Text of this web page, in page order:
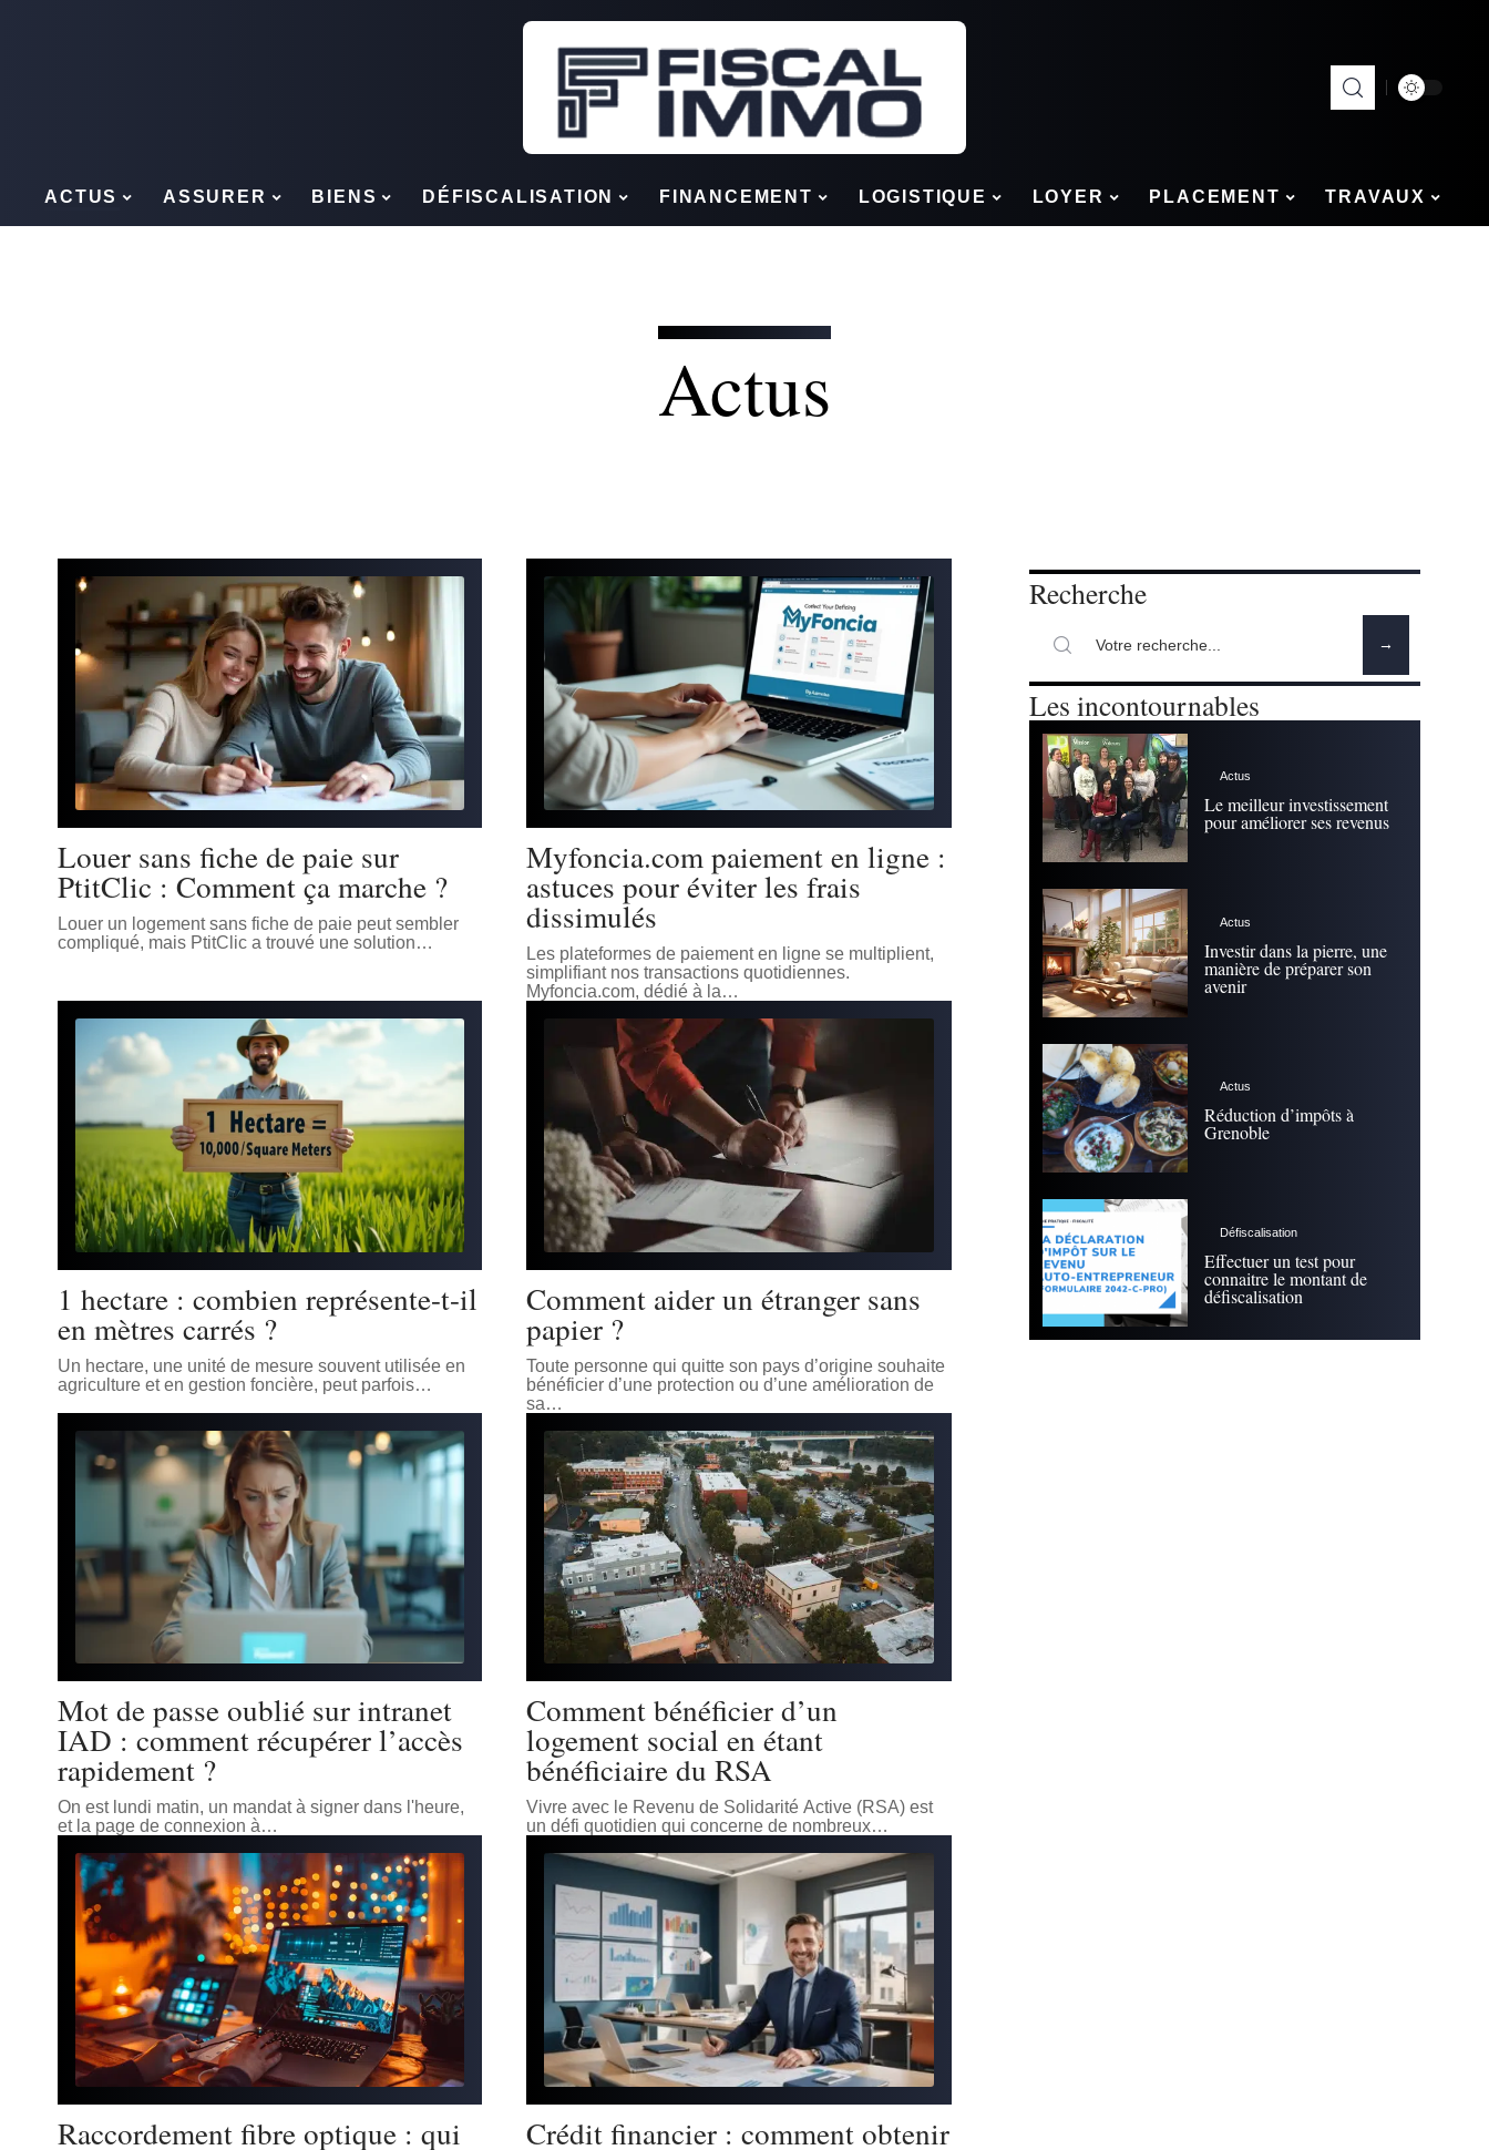
ACTUS ASSURER BIENS DÉFISCALISATION FINANCEMENT LOGISTIQUE LOYER PLACEMENT TRAVAUX
Actus
Louer sans fiche de paie sur
PtitClic : Comment ça marche ?
Louer un logement sans fiche de paie peut sembler
compliqué, mais PtitClic a trouvé une solution…
Myfoncia.com paiement en ligne :
astuces pour éviter les frais
dissimulés
Les plateformes de paiement en ligne se multiplient,
simplifiant nos transactions quotidiennes.
Myfoncia.com, dédié à la…
1 hectare : combien représente-t-il
en mètres carrés ?
Un hectare, une unité de mesure souvent utilisée en
agriculture et en gestion foncière, peut parfois…
Comment aider un étranger sans
papier ?
Toute personne qui quitte son pays d’origine souhaite
bénéficier d’une protection ou d’une amélioration de
sa…
Mot de passe oublié sur intranet
IAD : comment récupérer l’accès
rapidement ?
On est lundi matin, un mandat à signer dans l'heure,
et la page de connexion à…
Comment bénéficier d’un
logement social en étant
bénéficiaire du RSA
Vivre avec le Revenu de Solidarité Active (RSA) est
un défi quotidien qui concerne de nombreux…
Raccordement fibre optique : qui Crédit financier : comment obtenir
Recherche
Les incontournables
Actus
Le meilleur investissement
pour améliorer ses revenus
Actus
Investir dans la pierre, une
manière de préparer son
avenir
Actus
Réduction d’impôts à
Grenoble
Défiscalisation
Effectuer un test pour
connaitre le montant de
défiscalisation